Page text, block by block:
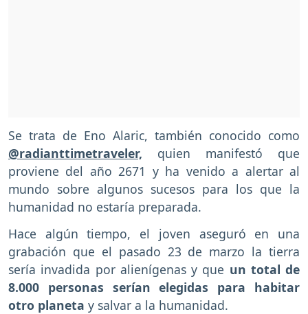
Se trata de Eno Alaric, también conocido como
@radianttimetraveler, quien manifestó que
proviene del año 2671 y ha venido a alertar al
mundo sobre algunos sucesos para los que la
humanidad no estaría preparada.
Hace algún tiempo, el joven aseguró en una
grabación que el pasado 23 de marzo la tierra
sería invadida por alienígenas y que un total de
8.000 personas serían elegidas para habitar
otro planeta y salvar a la humanidad.